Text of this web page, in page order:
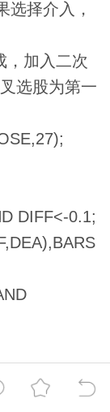
选择介入，
，加入二次
选股为第一
DIFF<-0.1;